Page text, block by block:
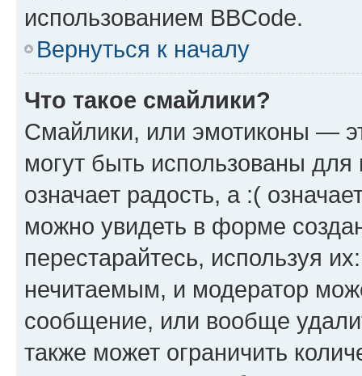
использованием BBCode.
Вернуться к началу
Что такое смайлики?
Смайлики, или эмотиконы —
могут быть использованы
означает радость, а :(
можно увидеть в форме
перестарайтесь, используя
нечитаемым, и модератор
сообщение, или вообще
также может ограничить